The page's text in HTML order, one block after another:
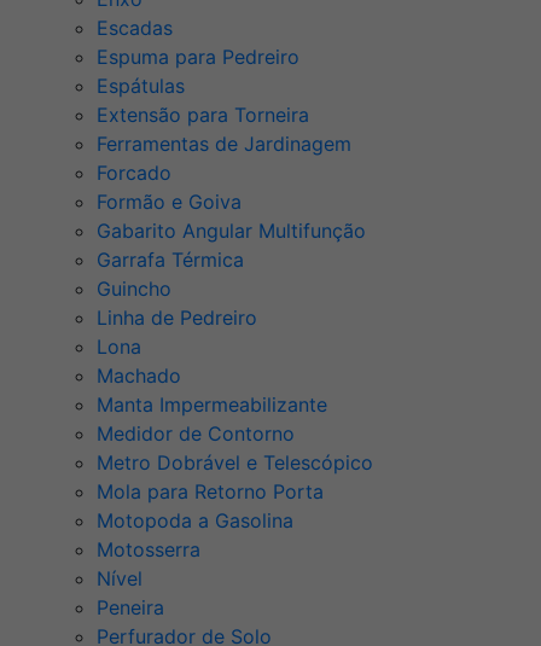
Escadas
Espuma para Pedreiro
Espátulas
Extensão para Torneira
Ferramentas de Jardinagem
Forcado
Formão e Goiva
Gabarito Angular Multifunção
Garrafa Térmica
Guincho
Linha de Pedreiro
Lona
Machado
Manta Impermeabilizante
Medidor de Contorno
Metro Dobrável e Telescópico
Mola para Retorno Porta
Motopoda a Gasolina
Motosserra
Nível
Peneira
Perfurador de Solo